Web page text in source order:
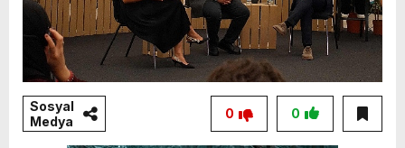
Sosyal
Medya
0
0